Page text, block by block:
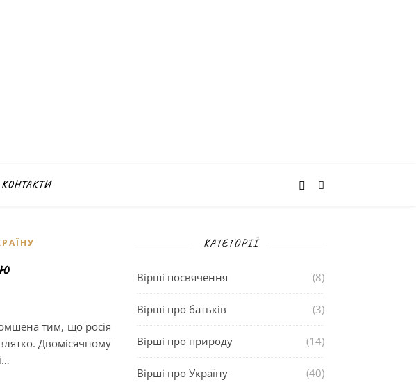
КОНТАКТИ
тим, що росія
Двомісячному
КАТЕГОРІЇ
Вірші посвячення (8)
Вірші про батьків (3)
Вірші про природу (14)
Вірші про Україну (40)